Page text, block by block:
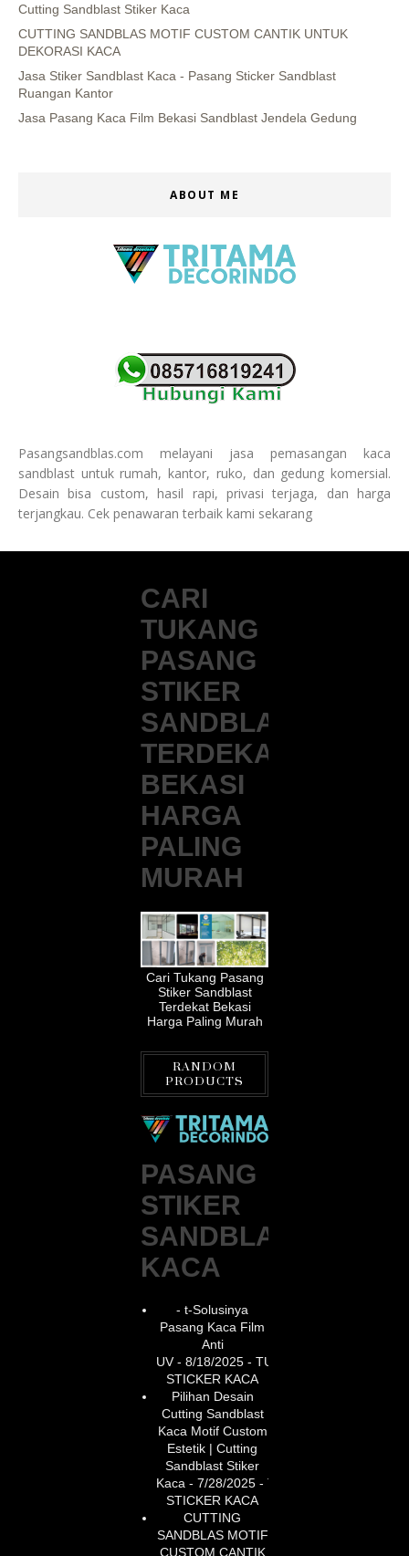
Cutting Sandblast Stiker Kaca
CUTTING SANDBLAS MOTIF CUSTOM CANTIK UNTUK
DEKORASI KACA
Jasa Stiker Sandblast Kaca - Pasang Sticker Sandblast
Ruangan Kantor
Jasa Pasang Kaca Film Bekasi Sandblast Jendela Gedung
ABOUT ME
Pasangsandblas.com melayani jasa pemasangan kaca
sandblast untuk rumah, kantor, ruko, dan gedung komersial.
Desain bisa custom, hasil rapi, privasi terjaga, dan harga
terjangkau. Cek penawaran terbaik kami sekarang
CARI
TUKANG
PASANG
STIKER
SANDBLAST
TERDEKAT
BEKASI
HARGA
PALING
MURAH
Cari Tukang Pasang
Stiker Sandblast
Terdekat Bekasi
Harga Paling Murah
RANDOM
PRODUCTS
PASANG
STIKER
SANDBLAST
KACA
- t-Solusinya
Pasang Kaca Film
Anti
UV- 8/18/2025 - TUKANG
STICKER KACA
Pilihan Desain
Cutting Sandblast
Kaca Motif Custom
Estetik | Cutting
Sandblast Stiker
Kaca - 7/28/2025 - TUKANG
STICKER KACA
CUTTING
SANDBLAS MOTIF
CUSTOM CANTIK